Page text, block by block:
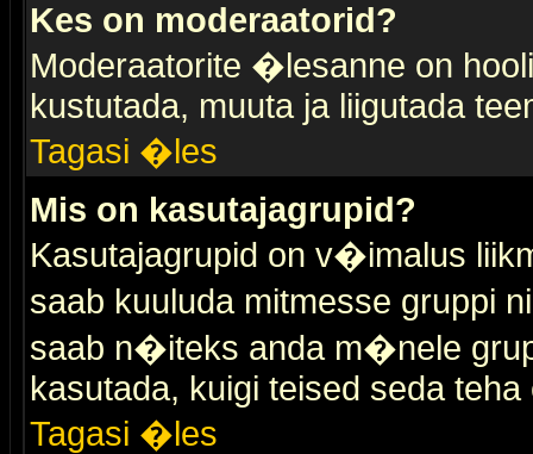
Kes on moderaatorid?
Moderaatorite �lesanne on
kustutada, muuta ja liigutada
Tagasi �les
Mis on kasutajagrupid?
Kasutajagrupid on v�imalus
saab kuuluda mitmesse gruppi
saab n�iteks anda m�nele
kasutada, kuigi teised seda teha
Tagasi �les